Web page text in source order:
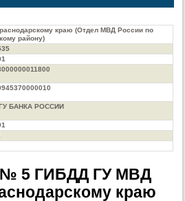
краю (Отдел МВД России по
району)
БАНКА РОССИИ
5 ГИБДД ГУ МВД
краю